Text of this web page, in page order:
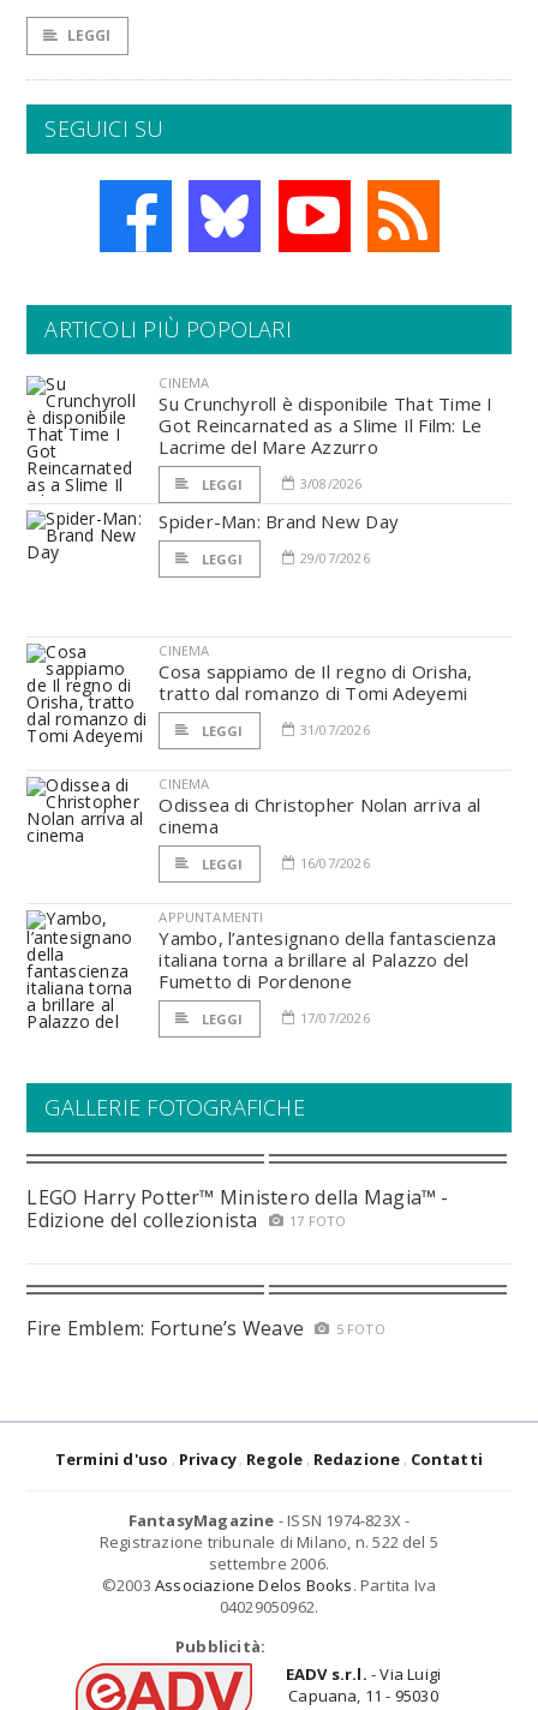
LEGGI
SEGUICI SU
ARTICOLI PIÙ POPOLARI
CINEMA
Su Crunchyroll è disponibile That Time I
Got Reincarnated as a Slime Il Film: Le
Lacrime del Mare Azzurro
LEGGI 3/08/2026
Spider-Man: Brand New Day
LEGGI 29/07/2026
CINEMA
Cosa sappiamo de Il regno di Orisha,
tratto dal romanzo di Tomi Adeyemi
LEGGI 31/07/2026
CINEMA
Odissea di Christopher Nolan arriva al
cinema
LEGGI 16/07/2026
APPUNTAMENTI
Yambo, l’antesignano della fantascienza
italiana torna a brillare al Palazzo del
Fumetto di Pordenone
LEGGI 17/07/2026
GALLERIE FOTOGRAFICHE
LEGO Harry Potter™ Ministero della Magia™ -
Edizione del collezionista
17 FOTO
Fire Emblem: Fortune’s Weave 5 FOTO
Termini d'uso Privacy Regole Redazione Contatti
FantasyMagazine - ISSN 1974-823X -
Registrazione tribunale di Milano, n. 522 del 5
settembre 2006.
©2003 Associazione Delos Books. Partita Iva
04029050962.
Pubblicità:
EADV s.r.l. - Via Luigi
Capuana, 11 - 95030